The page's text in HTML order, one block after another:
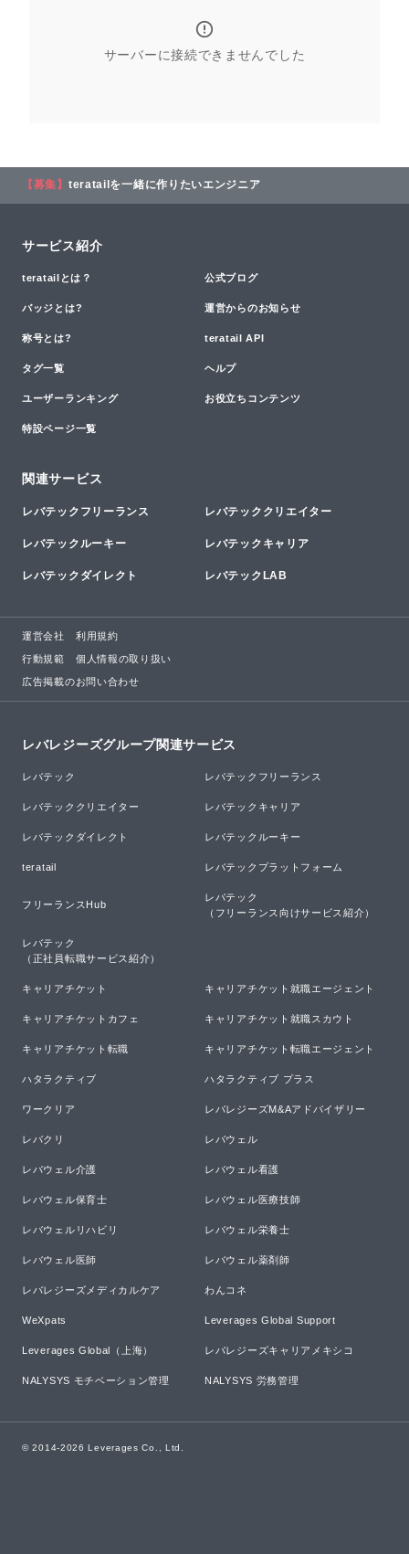
サーバーに接続できませんでした
【募集】 teratailを一緒に作りたいエンジニア
サービス紹介
teratailとは？ 公式ブログ
バッジとは? 運営からのお知らせ
称号とは? teratail API
タグ一覧 ヘルプ
ユーザーランキング お役立ちコンテンツ
特設ページ一覧
関連サービス
レバテックフリーランス レバテッククリエイター
レバテックルーキー レバテックキャリア
レバテックダイレクト レバテックLAB
運営会社 利用規約
行動規範 個人情報の取り扱い
広告掲載のお問い合わせ
レバレジーズグループ関連サービス
レバテック レバテックフリーランス
レバテッククリエイター レバテックキャリア
レバテックダイレクト レバテックルーキー
teratail レバテックプラットフォーム
フリーランスHub
レバテック
（フリーランス向けサービス紹介）
レバテック
（正社員転職サービス紹介）
キャリアチケット キャリアチケット就職エージェント
キャリアチケットカフェ キャリアチケット就職スカウト
キャリアチケット転職 キャリアチケット転職エージェント
ハタラクティブ ハタラクティブ プラス
ワークリア レバレジーズM&Aアドバイザリー
レバクリ レバウェル
レバウェル介護 レバウェル看護
レバウェル保育士 レバウェル医療技師
レバウェルリハビリ レバウェル栄養士
レバウェル医師 レバウェル薬剤師
レバレジーズメディカルケア わんコネ
WeXpats Leverages Global Support
Leverages Global（上海） レバレジーズキャリアメキシコ
NALYSYS モチベーション管理 NALYSYS 労務管理
© 2014-2026 Leverages Co., Ltd.